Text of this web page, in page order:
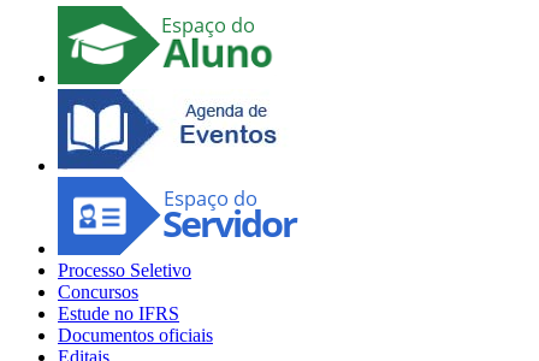
Processo Seletivo
Concursos
Estude no IFRS
Documentos oficiais